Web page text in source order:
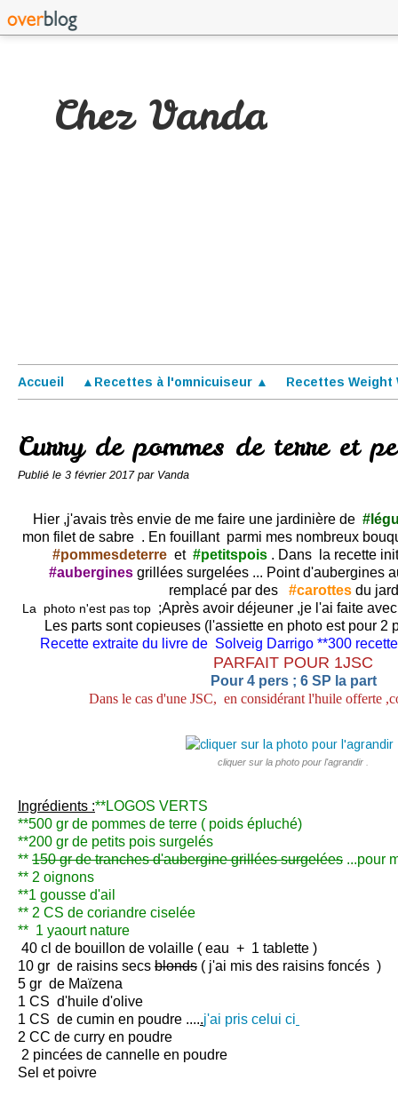
Chez Vanda
Accueil ▲Recettes à l'omnicuiseur ▲ Recettes Weight
Curry de pommes de terre et
Publié le 3 février 2017 par Vanda
Hier ,j'avais très envie de me faire une jardinière de
mon filet de sabre . En fouillant parmi mes nombreux
#pommesdeterreet #petitspois. Dans la recette
#auberginesgrillées surgelées ... Point d'aubergines
remplacé par des #carottes du
La photo n'est pas top ;Après avoir déjeuner ,je l'ai faite
Les parts sont copieuses (l'assiette en photo est pour 2
Recette extraite du livre de Solveig Darrigo **300
PARFAIT POUR 1JSC
Pour 4 pers ; 6 SP la part
Dans le cas d'une JSC, en considérant l'huile offerte
cliquer sur la photo pour l'agrandir .
Ingrédients :**LOGOS VERTS
**500 gr de pommes de terre ( poids épluché)
**200 gr de petits pois surgelés
** 150 gr de tranches d'aubergine grillées surgelées ...pour
** 2 oignons
**1 gousse d'ail
** 2 CS de coriandre ciselée
** 1 yaourt nature
40 cl de bouillon de volaille ( eau + 1 tablette )
10 gr de raisins secs blonds ( j'ai mis des raisins foncés )
5 gr de Maïzena
1 CS d'huile d'olive
1 CS de cumin en poudre .....j'ai pris celui ci
2 CC de curry en poudre
2 pincées de cannelle en poudre
Sel et poivre